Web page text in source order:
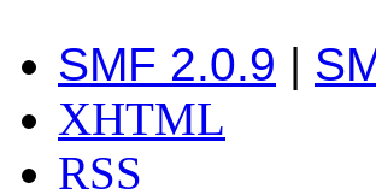
SMF 2.0.9 |
XHTML
RSS